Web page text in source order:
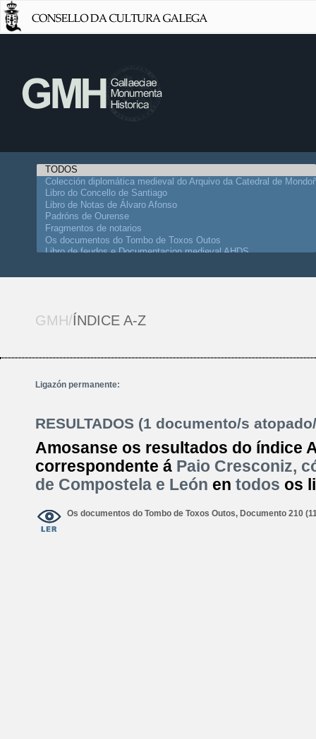
GMH/ÍNDICE A-Z
Ligazón permanente:
RESULTADOS (1 documento/s
Amosanse os resultados do índice
correspondente á Paio Cresconiz,
de Compostela e León en todos os
Os documentos do Tombo de Toxos Outos, Documento 210